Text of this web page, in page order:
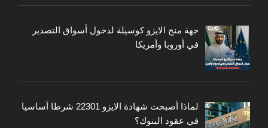
جهة منح الايزو كوسيلة لدخول أسواق التصدير
في أوروبا وأمريكا
لماذا أصبحت شهادة الايزو 22301 شرطا أساسيا
في عقود البنوك؟